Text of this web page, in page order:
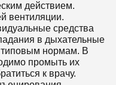
действием.
вентиляции.
средства
в дыхательные
типовым нормам. В
промыть их
к врачу.